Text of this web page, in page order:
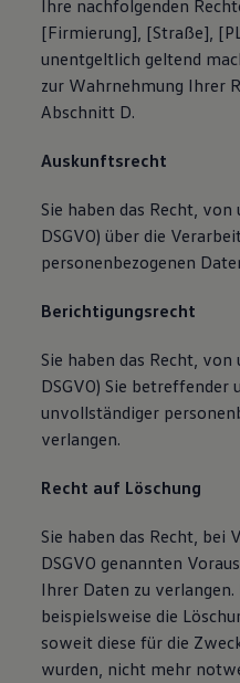
Ihre nachfolgenden
[Firmierung], [Straße],
unentgeltlich geltend
zur Wahrnehmung Ihrer
Abschnitt D.
Auskunftsrecht
Sie haben das Recht,
DSGVO) über die
personenbezogenen
Berichtigungsrecht
Sie haben das Recht,
DSGVO) Sie betreffender
unvollständiger
verlangen.
Recht auf Löschung
Sie haben das Recht, bei
DSGVO genannten
Ihrer Daten zu verlangen.
beispielsweise die
soweit diese für die
wurden, nicht mehr